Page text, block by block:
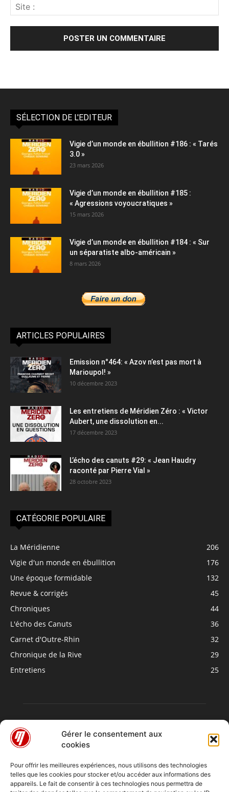
Gérer le consentement aux
cookies
Pour offrir les meilleures expériences, nous utilisons des technologies
telles que les cookies pour stocker et/ou accéder aux informations des
appareils. Le fait de consentir à ces technologies nous permettra de
SÉLECTION DE L'EDITEUR
Vigie d’un monde en ébullition #186 : « Tarés
3.0 »
23 mars 2026
Vigie d’un monde en ébullition #185 :
« Agressions voyoucratiques »
15 mars 2026
Vigie d’un monde en ébullition #184 : « Sur
un séparatiste albo-américain »
8 mars 2026
ARTICLES POPULAIRES
Emission n°464: « Azov n’est pas mort à
Marioupol! »
10 décembre 2023
Les entretiens de Méridien Zéro : « Victor
Aubert, une dissolution en...
17 décembre 2023
L’écho des canuts #29: « Jean Haudry
raconté par Pierre Vial »
28 octobre 2023
CATÉGORIE POPULAIRE
La Méridienne
206
Vigie d'un monde en ébullition
176
Une époque formidable
132
Revue & corrigés
45
Chroniques
44
L'écho des Canuts
36
Carnet d'Outre-Rhin
32
Chronique de la Rive
29
Entretiens
25
À PROPOS